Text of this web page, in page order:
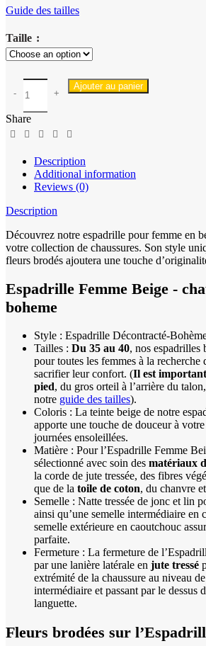
Guide des tailles
Taille
Ajouter au panier
Share
Description
Additional information
Reviews (0)
Description
Découvrez notre espadrille pour femme en
votre collection de chaussures. Son style
fleurs brodés ajoutera une touche
Espadrille Femme Beige -
boheme
Style : Espadrille Décontracté-
Tailles : Du 35 au 40, nos espadrilles
pour toutes les femmes à la recherche
sacrifier leur confort. (Il est
pied, du gros orteil à l’arrière du
notre guide des tailles).
Coloris : La teinte beige de notre
apporte une touche de douceur à
journées ensoleillées.
Matière : Pour l’Espadrille Femme
sélectionné avec soin des matériaux
la corde de jute tressée, des fibres
que de la toile de coton, du chanvre
Semelle : Natte tressée de jonc et lin
ainsi qu’une semelle intermédiaire en
semelle extérieure en caoutchouc
parfaite.
Fermeture : La fermeture de
par une lanière latérale en jute tressé
extrémité de la chaussure au niveau
intermédiaire et passant par le dessus
languette.
Fleurs brodées sur